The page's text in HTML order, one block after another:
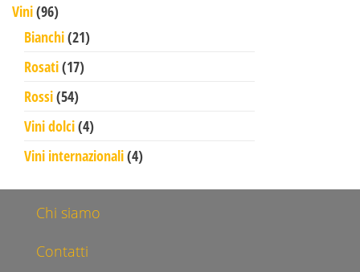
Vini 9696 prodotti
Bianchi 2121 prodotti
Rosati 1717 prodotti
Rossi 5454 prodotti
Vini dolci 44 prodotti
Vini internazionali 44 prodotti
Chi siamo
Contatti